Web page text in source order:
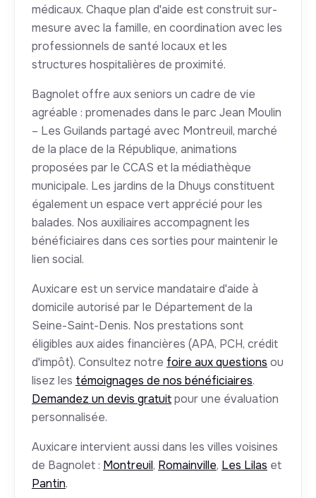
médicaux. Chaque plan d'aide est construit sur-
mesure avec la famille, en coordination avec les
professionnels de santé locaux et les
structures hospitalières de proximité.
Bagnolet offre aux seniors un cadre de vie
agréable : promenades dans le parc Jean Moulin
– Les Guilands partagé avec Montreuil, marché
de la place de la République, animations
proposées par le CCAS et la médiathèque
municipale. Les jardins de la Dhuys constituent
également un espace vert apprécié pour les
balades. Nos auxiliaires accompagnent les
bénéficiaires dans ces sorties pour maintenir le
lien social.
Auxicare est un service mandataire d'aide à
domicile autorisé par le Département de la
Seine-Saint-Denis. Nos prestations sont
éligibles aux aides financières (APA, PCH, crédit
d'impôt). Consultez notre foire aux questions ou
lisez les témoignages de nos bénéficiaires.
Demandez un devis gratuitpour une évaluation
personnalisée.
Auxicare intervient aussi dans les villes voisines
de Bagnolet : Montreuil, Romainville, Les Lilas et
Pantin.